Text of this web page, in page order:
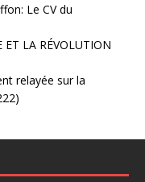
Le CV du
ET LA RÉVOLUTION
relayée sur la